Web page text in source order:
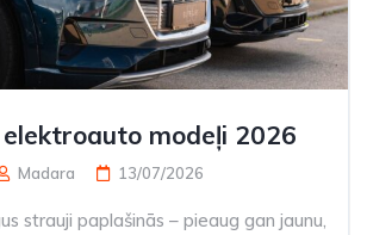
elektroauto modeļi 2026
Madara 13/07/2026
strauji paplašinās – pieaug gan jaunu,